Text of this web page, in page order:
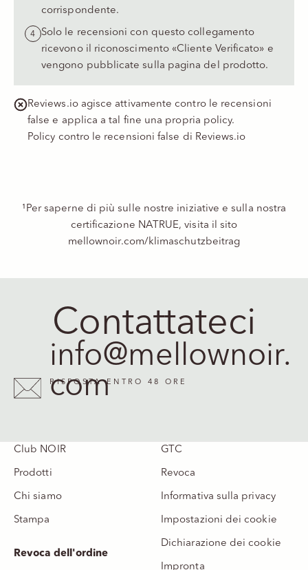
corrispondente.
Solo le recensioni con questo collegamento
ricevono il riconoscimento «Cliente Verificato» e
vengono pubblicate sulla pagina del prodotto.
Reviews.io agisce attivamente contro le recensioni
false e applica a tal fine una propria policy.
Policy contro le recensioni false di Reviews.io
¹Per saperne di più sulle nostre iniziative e sulla nostra
certificazione NATRUE, visita il sito
mellownoir.com/klimaschutzbeitrag
RISPOSTA ENTRO 48 ORE
info@mellownoir.
com
Contattateci
Club NOIR
Prodotti
Chi siamo
Stampa
Revoca dell'ordine
GTC
Revoca
Informativa sulla privacy
Impostazioni dei cookie
Dichiarazione dei cookie
Impronta